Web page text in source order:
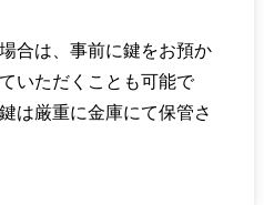
合は、事前に鍵をお預か
いただくことも可能で
は厳重に金庫にて保管さ